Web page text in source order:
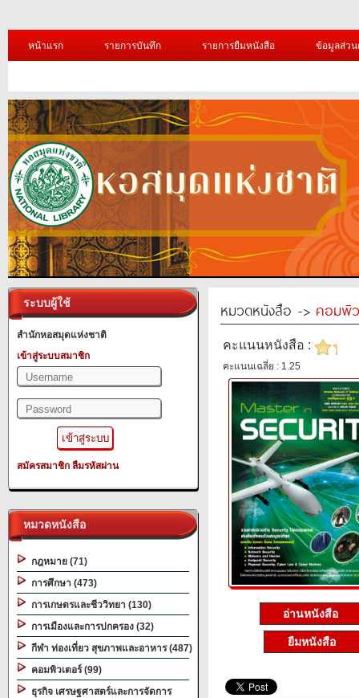
หน้าแรก รายการบันทึก รายการยืมหนังสือ ข้อมูลส่ว
ระบบผู้ใช้
สำนักหอสมุดแห่งชาติ
เข้าสู่ระบบสมาชิก
สมัครสมาชิก ลืมรหัสผ่าน
หมวดหนังสือ
กฎหมาย (71)
การศึกษา (473)
การเกษตรและชีววิทยา (130)
การเมืองและการปกครอง (32)
กีฬา ท่องเที่ยว สุขภาพและอาหาร (487)
คอมพิวเตอร์ (99)
ธุรกิจ เศรษฐศาสตร์และการจัดการ
หมวดหนังสือ -> คอมพิ
คะแนนหนังสือ :
คะแนนเฉลี่ย : 1.25
อ่านหนังสือ
ยืมหนังสือ